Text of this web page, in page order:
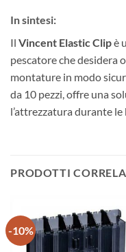
In sintesi:
Il Vincent Elastic Clipè
pescatore che desidera
montature in modo
da 10 pezzi, offre una
l’attrezzatura durante
PRODOTTI
-10%